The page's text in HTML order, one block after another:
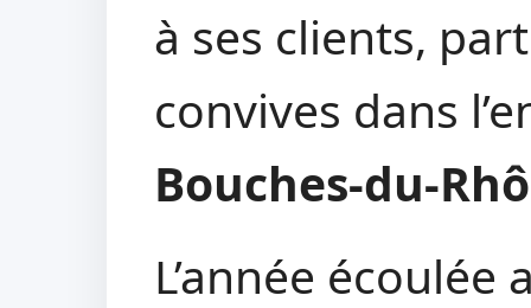
à ses clients,
convives dans
Bouches-du-
L’année